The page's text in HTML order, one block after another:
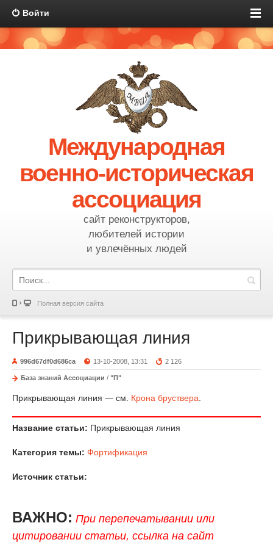
Войти
Международная
военно-историческая
ассоциация
сайт реконструкторов,
любителей истории
и увлечённых людей
Полная версия сайта
Прикрывающая линия
996d67df0d686ca 13-10-2008, 13:31 2 126
База знаний Ассоциации / "П"
Прикрывающая линия — см. Крона бруствера
Название статьи: Прикрывающая линия
Категория темы: Фортификация
Источник статьи:
ВАЖНО: При перепечатывании или
цитировании статьи, ссылка на сайт